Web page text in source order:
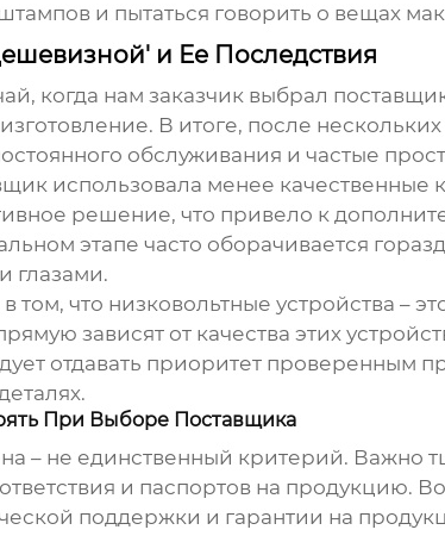
и пытаться говорить о вещах
и Ее Последствия
когда нам заказчик выбрал
В итоге, после
обслуживания и частые
использовала менее качественные
решение, что привело к
этапе часто оборачивается
глазами.
том, что низковольтные устройства –
зависят от качества этих
отдавать приоритет проверенным
При Выборе Поставщика
– не единственный критерий. Важно
и паспортов на продукцию.
поддержки и гарантии на